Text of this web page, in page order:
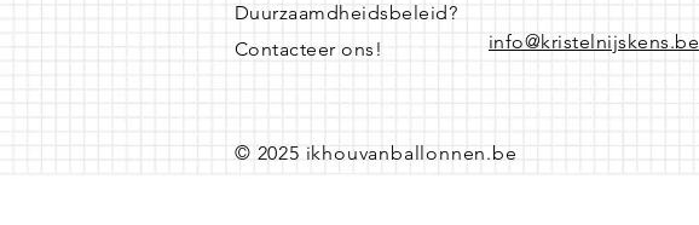
Duurzaamdheidsbeleid?
Contacteer ons!
info@kristelnijskens.be
© 2025 ikhouvanballonnen.be